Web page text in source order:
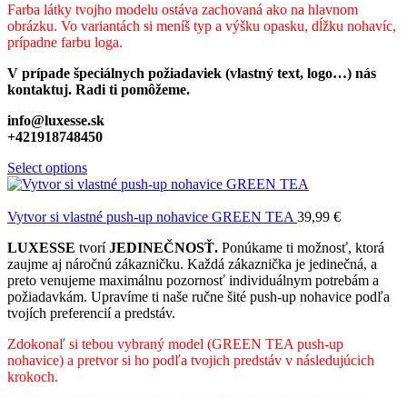
Farba látky tvojho modelu ostáva zachovaná ako na hlavnom
obrázku. Vo variantách si meníš typ a výšku opasku, dĺžku nohavíc,
prípadne farbu loga.
V prípade špeciálnych požiadaviek (vlastný text, logo…) nás
kontaktuj. Radi ti pomôžeme.
info@luxesse.sk
+421918748450
Select options
Vytvor si vlastné push-up nohavice GREEN TEA 39,99 €
LUXESSE tvoríJEDINEČNOSŤ. Ponúkame ti možnosť, ktorá
zaujme aj náročnú zákazničku. Každá zákaznička je jedinečná, a
preto venujeme maximálnu pozornosť individuálnym potrebám a
požiadavkám. Upravíme ti naše ručne šité push-up nohavice podľa
tvojích preferencií a predstáv.
Zdokonaľ si tebou vybraný model (GREEN TEA push-up
nohavice) a pretvor si ho podľa tvojich predstáv v následujúcich
krokoch.